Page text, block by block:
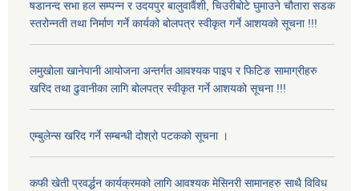
षडानन्द सभा हल सम्पन्न र उदयपुर बालुवावैंशी, चिउरीबोटे घुमाउने चौतारा सडक
स्तरोन्नती तथा निर्माण गर्ने कार्यको बोलपत्र स्वीकृत गर्ने आशयको सूचना !!!
लमुखोला खानेपानी आयोजना अन्तर्गत आवश्यक पाइप र फिटिङ सामाग्रीहरु
खरिद तथा ढुवानीका लागि बोलपत्र स्वीकृत गर्ने आशयको सूचना !!!
एम्बुलेन्स खरिद गर्ने सम्बन्धी दोश्रो पटकको सूचना ।
कफी खेती प्रवर्द्धन कार्यक्रमको लागि आवश्यक मेसिनरी सामानहरु साथै विविध